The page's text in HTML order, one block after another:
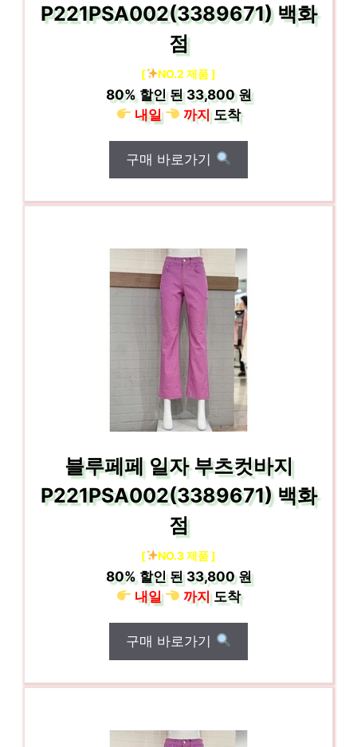
P221PSA002(3389671) 백화
점
[ NO.2 제품 ]
80%할인 된33,800 원
내일
까지도착
구매 바로가기
블루페페 일자 부츠컷바지
P221PSA002(3389671) 백화
점
[ NO.3 제품 ]
80%할인 된33,800 원
내일
까지도착
구매 바로가기